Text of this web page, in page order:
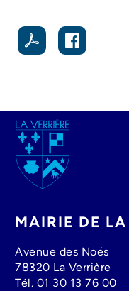
Image
MAIRIE DE LA
Avenue des Noës
78320 La Verrière
Tél. 01 30 13 76 00